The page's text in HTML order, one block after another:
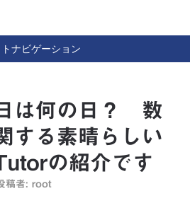
ナビゲーション
は何の日？ 数
する素晴らしい
の紹介です
稿者: root